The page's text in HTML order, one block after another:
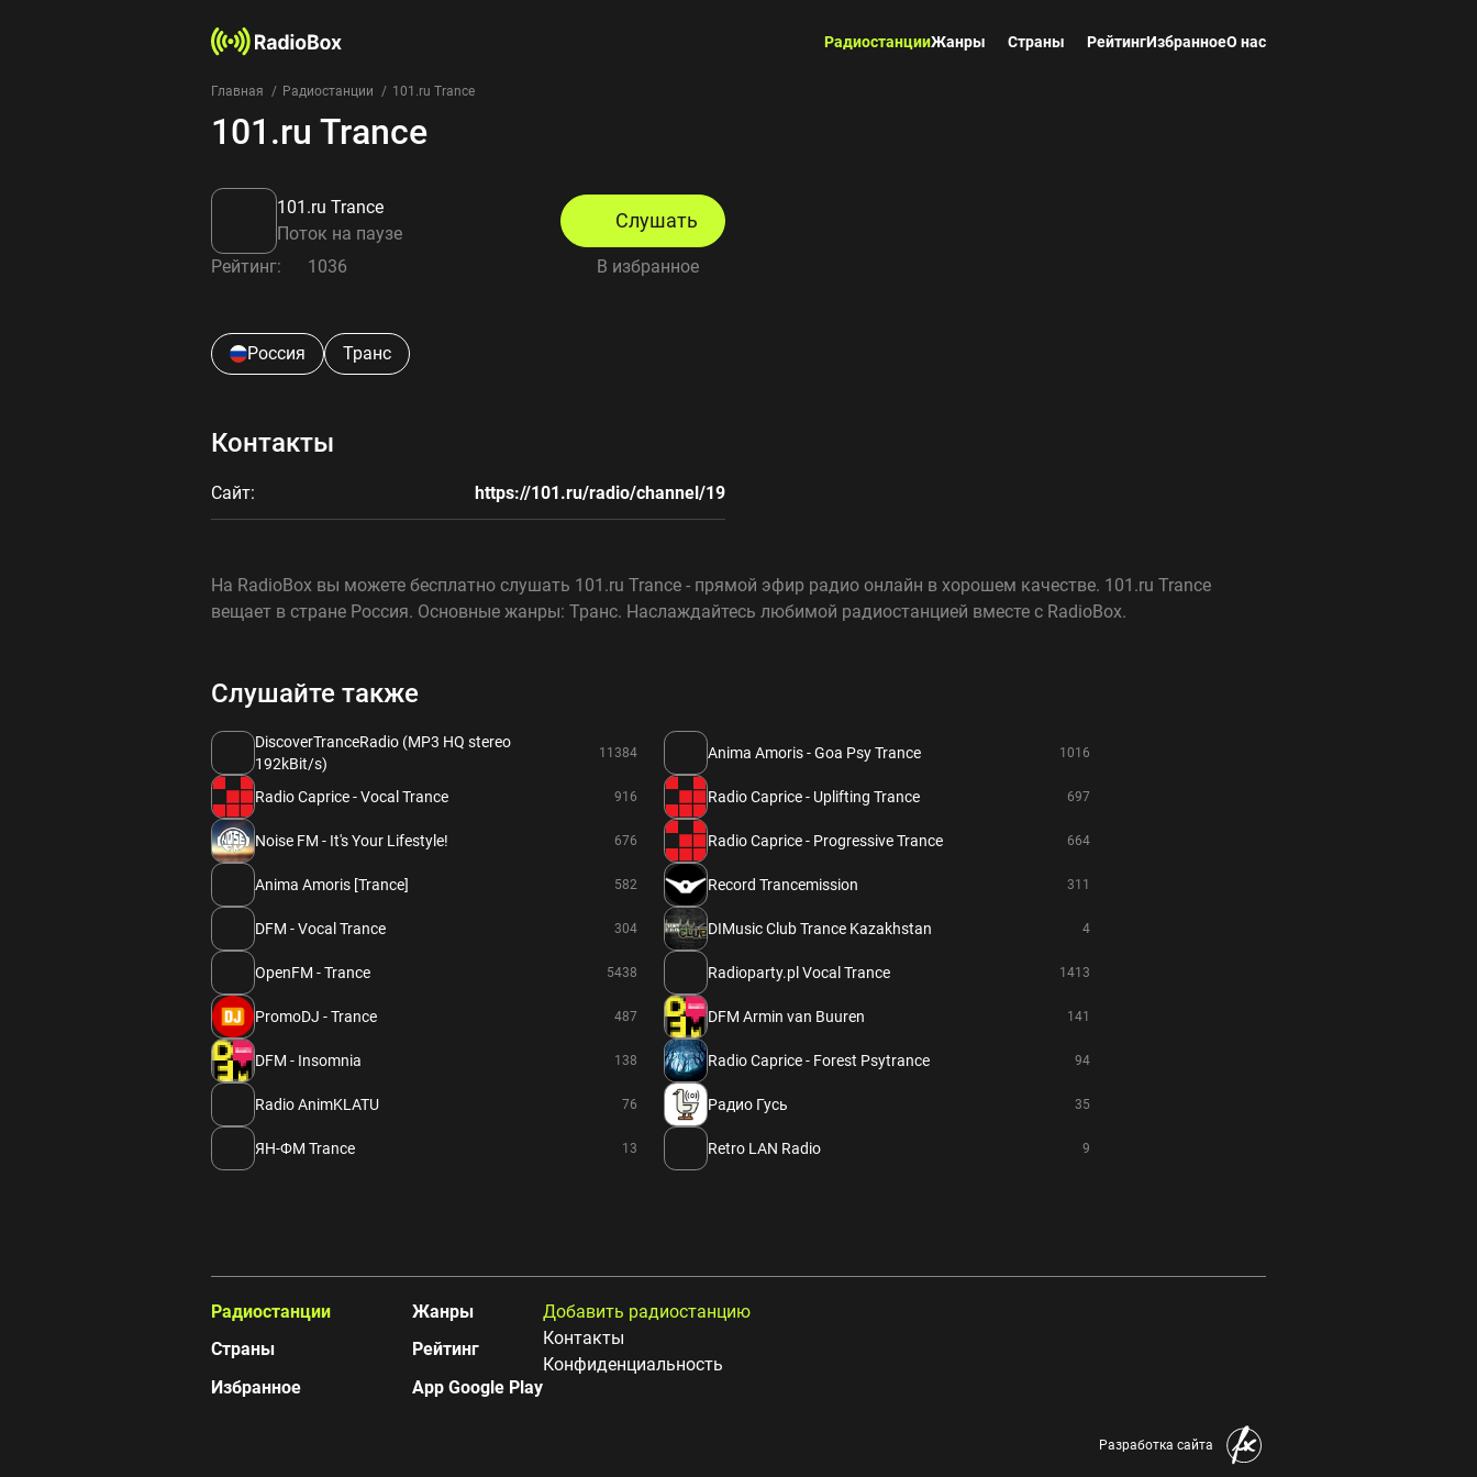
РадиостанцииЖанры Страны РейтингИзбранноеО нас
Главная Радиостанции 101.ru Trance
101.ru Trance
101.ru Trance
Поток на паузе
Слушать
Рейтинг: 1036 В избранное
Россия Транс
Контакты
Сайт: https://101.ru/radio/channel/19
На RadioBox вы можете бесплатно слушать 101.ru Trance - прямой эфир радио онлайн в хорошем качестве. 101.ru Trance
вещает в стране Россия. Основные жанры: Транс. Наслаждайтесь любимой радиостанцией вместе с RadioBox.
Слушайте также
DiscoverTranceRadio (MP3 HQ stereo
192kBit/s)
11384 Anima Amoris - Goa Psy Trance 1016
Radio Caprice - Vocal Trance 916 Radio Caprice - Uplifting Trance 697
Noise FM - It's Your Lifestyle! 676 Radio Caprice - Progressive Trance 664
Anima Amoris [Trance] 582 Record Trancemission 311
DFM - Vocal Trance 304 DIMusic Club Trance Kazakhstan 4
OpenFM - Trance 5438 Radioparty.pl Vocal Trance 1413
PromoDJ - Trance 487 DFM Armin van Buuren 141
DFM - Insomnia 138 Radio Caprice - Forest Psytrance 94
Radio AnimKLATU 76 Радио Гусь 35
ЯН-ФМ Trance 13 Retro LAN Radio 9
Радиостанции
Жанры
Страны
Рейтинг
Избранное
App Google Play
Добавить радиостанцию
Контакты
Конфиденциальность
Разработка сайта